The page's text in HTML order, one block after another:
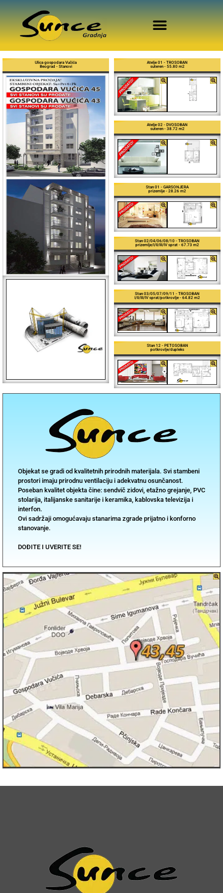
Ulica gospodara Vučića
Beograd - Stanovi
Atelje 01 - TROSOBAN
suteren - 55.80 m2
Atelje 02 - DVOSOBAN
suteren - 38.72 m2
Stan 01 - GARSONJERA
prizemlje - 28.26 m2
Stan 02/04/06/08/10 - TROSOBAN
prizemlje/I/II/III/IV sprat - 67.73 m2
Stan 03/05/07/09/11 - TROSOBAN
I/II/III/IV sprat/potkrovlje - 64.82 m2
Stan 12 - PETOSOBAN
potkrovlje/dupleks
Objekat se gradi od kvalitetnih prirodnih materijala. Svi stambeni
prostori imaju prirodnu ventilaciju i adekvatnu osunčanost.
Poseban kvalitet objekta čine: sendvič zidovi, etažno grejanje, PVC
stolarija, italijanske sanitarije i keramika, kablovska televizija i
interfon.
Ovi sadržaji omogućavaju stanarima zgrade prijatno i konforno
stanovanje.
DOĐITE I UVERITE SE!